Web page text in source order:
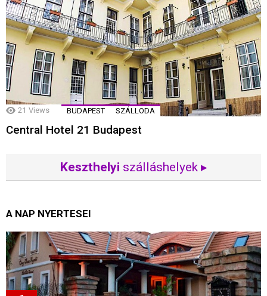
21 Views BUDAPEST SZÁLLODA
Central Hotel 21 Budapest
Keszthelyi szálláshelyek ▸
A NAP NYERTESEI